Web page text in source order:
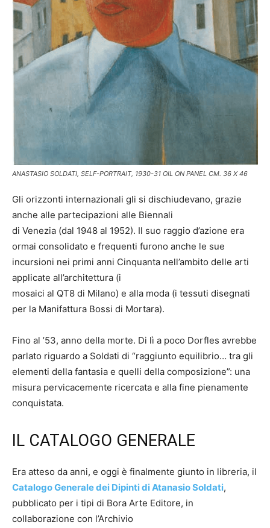
ANASTASIO SOLDATI, SELF-PORTRAIT, 1930-31 OIL ON PANEL CM. 36 X 46
Gli orizzonti internazionali gli si dischiudevano, grazie
anche alle partecipazioni alle Biennali
di Venezia (dal 1948 al 1952). Il suo raggio d’azione era
ormai consolidato e frequenti furono anche le sue
incursioni nei primi anni Cinquanta nell’ambito delle arti
applicate all’architettura (i
mosaici al QT8 di Milano) e alla moda (i tessuti disegnati
per la Manifattura Bossi di Mortara).
Fino al ’53, anno della morte. Di lì a poco Dorfles avrebbe
parlato riguardo a Soldati di “raggiunto equilibrio… tra gli
elementi della fantasia e quelli della composizione”: una
misura pervicacemente ricercata e alla fine pienamente
conquistata.
IL CATALOGO GENERALE
Era atteso da anni, e oggi è finalmente giunto in libreria, il
Catalogo Generale dei Dipinti di Atanasio Soldati,
pubblicato per i tipi di Bora Arte Editore, in
collaborazione con l’Archivio